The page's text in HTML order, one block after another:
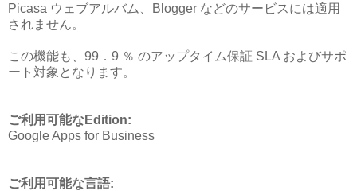
Picasa ウェブアルバム、Blogger などのサービスには適用
されません。
この機能も、99．9 ％ のアップタイム保証 SLA およびサポ
ート対象となります。
ご利用可能なEdition:
Google Apps for Business
ご利用可能な言語: